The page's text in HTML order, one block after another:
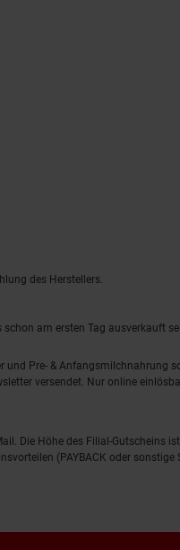
des Herstellers.
am ersten Tag ausverkauft
und Pre- & Anfangsmilchnahrung
versendet. Nur online
Die Höhe des Filial-Gutscheins
(PAYBACK oder sonstige